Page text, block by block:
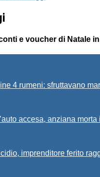
e voucher di Natale
4 rumeni: sfruttavano
accesa, anziana
imprenditore ferito